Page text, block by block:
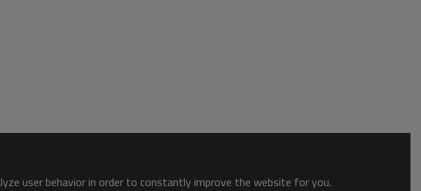
user behavior in order to constantly improve the website for you.